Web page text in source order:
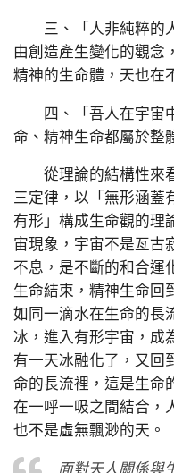
三、「人非純粹的人
由創造產生變化的觀念
精神的生命體，天也在
四、「吾人在宇宙中
命、精神生命都屬於整
從理論的結構性來看
三定律，以「無形涵蓋
有形」構成生命觀的理
宙現象，宇宙不是亙古
不息，是不斷的和合運
生命結束，精神生命回
如同一滴水在生命的長
冰，進入有形宇宙，成
有一天冰融化了，又回
命的長流裡，這是生命
在一呼一吸之間結合，
也不是虛無飄渺的天。
面對天人關係與